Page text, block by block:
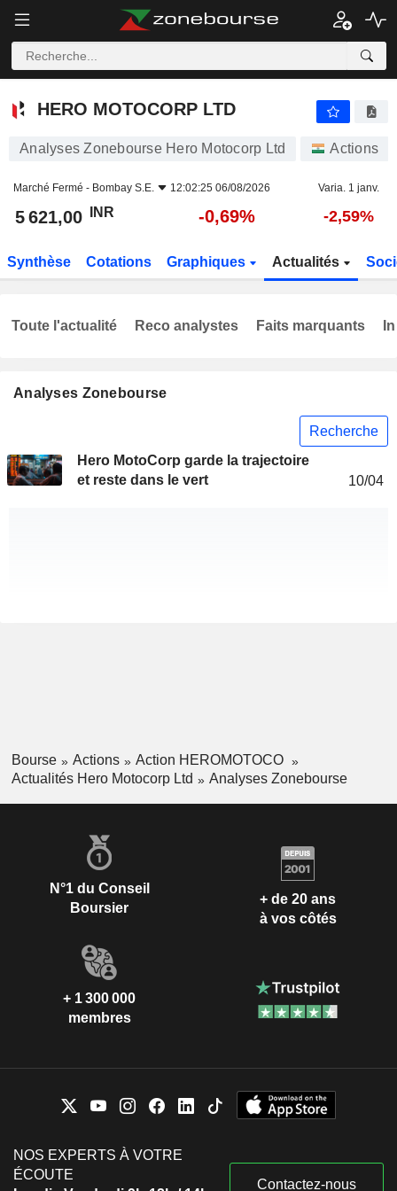
HERO MOTOCORP LTD
HERO MOTOCORP LTD
Analyses Zonebourse Hero Motocorp Ltd Actions
Marché Fermé - Bombay S.E. 12:02:25 06/08/2026 Varia. 1 janv.
5 621,00 INR -0,69% -2,59%
Synthèse Cotations Graphiques Actualités
Analyses Zonebourse
Recherche
Hero MotoCorp garde la trajectoire
et reste dans le vert
10/04
Toute l'actualité Reco analystes Faits marquants
Bourse Actions
Action HEROMOTOCO
Actualités Hero Motocorp Ltd
Analyses Zonebourse
N°1 du Conseil
Boursier
+ de 20 ans
à vos côtés
+ 1 300 000
membres
NOS EXPERTS À VOTRE
ÉCOUTE
Contactez-nous